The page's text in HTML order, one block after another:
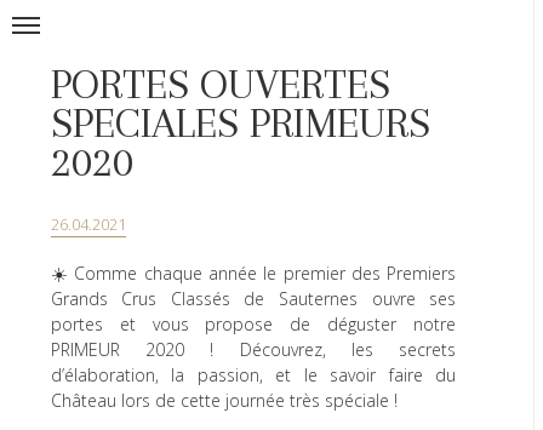
PORTES OUVERTES
SPECIALES PRIMEURS
2020
26.04.2021
☀️ Comme chaque année le premier des Premiers
Grands Crus Classés de Sauternes ouvre ses
portes et vous propose de déguster notre
PRIMEUR 2020 ! Découvrez, les secrets
d’élaboration, la passion, et le savoir faire du
Château lors de cette journée très spéciale !